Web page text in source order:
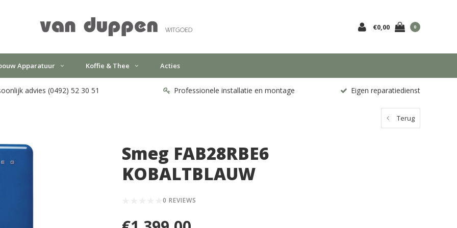
€0,00 0
Apparatuur Koffie & Thee Acties
advies (0492) 52 30 51 Professionele installatie en montage Eigen reparatiedienst
Terug
Smeg FAB28RBE6
KOBALTBLAUW
0 REVIEWS